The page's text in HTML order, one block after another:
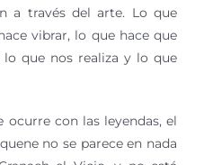
a través del arte. Lo que
vibrar, lo que hace que
que nos realiza y lo que
ocurre con las leyendas, el
no se parece en nada